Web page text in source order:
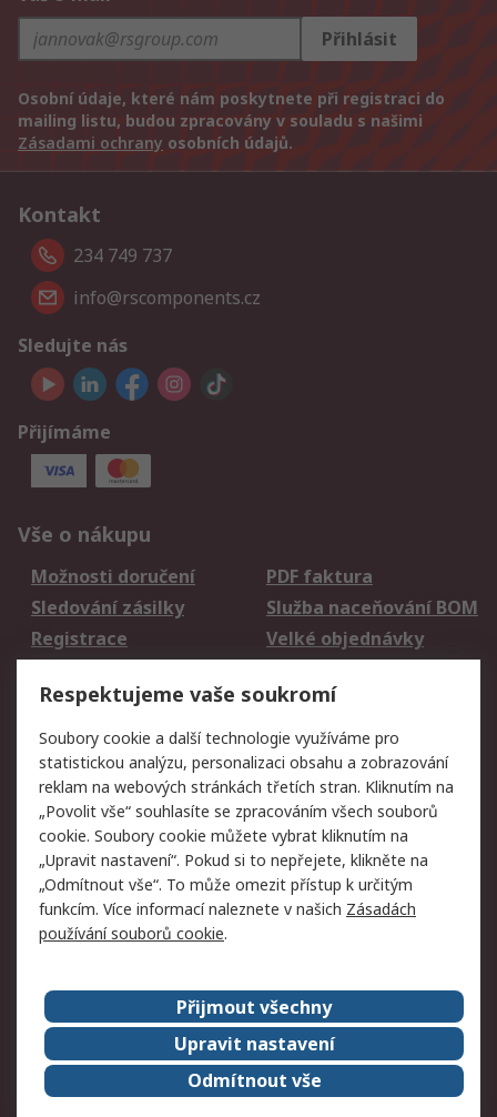
Přihlásit
Osobní údaje, které nám poskytnete při registraci do
mailing listu, budou zpracovány v souladu s našimi
Zásadami ochrany osobních údajů.
Kontakt
234 749 737
info@rscomponents.cz
Sledujte nás
Přijímáme
Vše o nákupu
Možnosti doručení
PDF faktura
Sledování zásilky
Služba naceňování BOM
Registrace
Velké objednávky
Právní
Autorská práva
Obchodní podmínky
společnosti RS
Prohlášení o ochraně
údajů
Zabezpečení
elektronické pošty
Zásady pro soubory
cookie
Zásady ochrany
osobních údajů
Kontakt
O naší společnosti
RS Group
Kariéra
Ocenění
ESG
Respektujeme vaše soukromí
Soubory cookie a další technologie využíváme pro
statistickou analýzu, personalizaci obsahu a zobrazování
reklam na webových stránkách třetích stran. Kliknutím na
„Povolit vše“ souhlasíte se zpracováním všech souborů
cookie. Soubory cookie můžete vybrat kliknutím na
„Upravit nastavení“. Pokud si to nepřejete, klikněte na
„Odmítnout vše“. To může omezit přístup k určitým
funkcím. Více informací naleznete v našich Zásadách
používání souborů cookie.
Přijmout všechny
Upravit nastavení
Odmítnout vše